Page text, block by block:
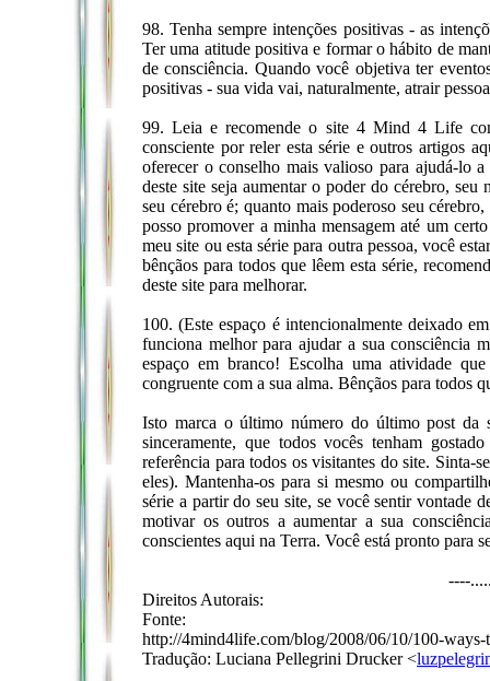
98. Tenha sempre intenções positivas - as
Ter uma atitude positiva e formar o hábito de
de consciência. Quando você objetiva ter
positivas - sua vida vai, naturalmente, atrair
99. Leia e recomende o site 4 Mind 4 Life
consciente por reler esta série e outros artigos
oferecer o conselho mais valioso para ajudá-lo
deste site seja aumentar o poder do cérebro,
seu cérebro é; quanto mais poderoso seu
posso promover a minha mensagem até um
meu site ou esta série para outra pessoa, você
bênçãos para todos que lêem esta série,
deste site para melhorar.
100. (Este espaço é intencionalmente deixado
funciona melhor para ajudar a sua consciência
espaço em branco! Escolha uma atividade
congruente com a sua alma. Bênçãos para todos
Isto marca o último número do último post da
sinceramente, que todos vocês tenham
referência para todos os visitantes do site.
eles). Mantenha-os para si mesmo ou
série a partir do seu site, se você sentir vontade
motivar os outros a aumentar a sua
conscientes aqui na Terra. Você está pronto para
----
Direitos Autorais:
Fonte:
http://4mind4life.com/blog/2008/06/10/100-
Tradução: Luciana Pellegrini Drucker <